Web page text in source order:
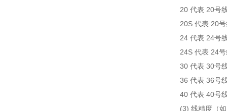
20 代表 20号
20S 代表 20
24 代表 24号
24S 代表 24
30 代表 30号
36 代表 36号
40 代表 40号
(3) 线精度（